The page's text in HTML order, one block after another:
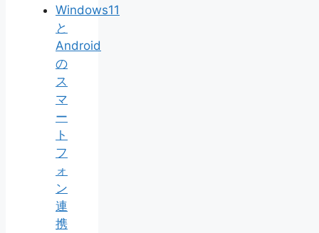
Windows11
と
Android
の
ス
マ
ー
ト
フ
ォ
ン
連
携